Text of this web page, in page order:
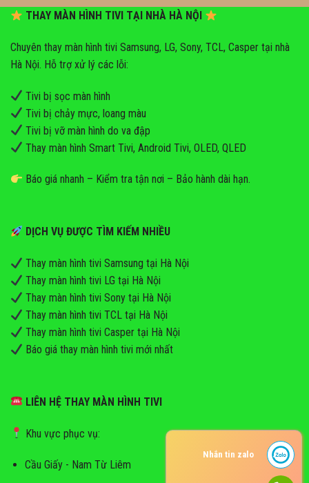
THAY MÀN HÌNH TIVI TẠI NHÀ HÀ NỘI
Chuyên thay màn hình tivi Samsung, LG, Sony, TCL, Casper tại nhà
Hà Nội. Hỗ trợ xử lý các lỗi:
Tivi bị sọc màn hình
Tivi bị chảy mực, loang màu
Tivi bị vỡ màn hình do va đập
Thay màn hình Smart Tivi, Android Tivi, OLED, QLED
Báo giá nhanh – Kiểm tra tận nơi – Bảo hành dài hạn.
DỊCH VỤ ĐƯỢC TÌM KIẾM NHIỀU
Thay màn hình tivi Samsung tại Hà Nội
Thay màn hình tivi LG tại Hà Nội
Thay màn hình tivi Sony tại Hà Nội
Thay màn hình tivi TCL tại Hà Nội
Thay màn hình tivi Casper tại Hà Nội
Báo giá thay màn hình tivi mới nhất
LIÊN HỆ THAY MÀN HÌNH TIVI
Khu vực phục vụ:
Cầu Giấy - Nam Từ Liêm
Nhắn tin zalo